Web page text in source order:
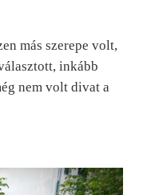
más szerepe volt,
inkább
nem volt divat a